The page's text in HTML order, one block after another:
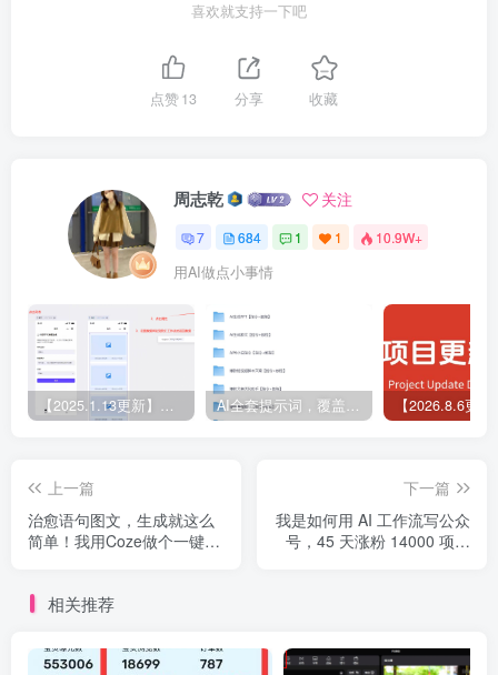
喜欢就支持一下吧
点赞13 分享 收藏
周志乾 关注
7 684 1 1 10.9W+
用AI做点小事情
【2025.1.13更新】Coze应用实战 如何利用coze应用功能，开发一个小程序，并发布到微信 AI全套提示词，覆盖微头条、小说、短视频脚本等32+创作场景
上一篇
治愈语句图文，生成就这么
简单！我用Coze做个一键生
大
下一篇
我是如何用 AI 工作流写公众
号，45 天涨粉 14000 项目
相关推荐